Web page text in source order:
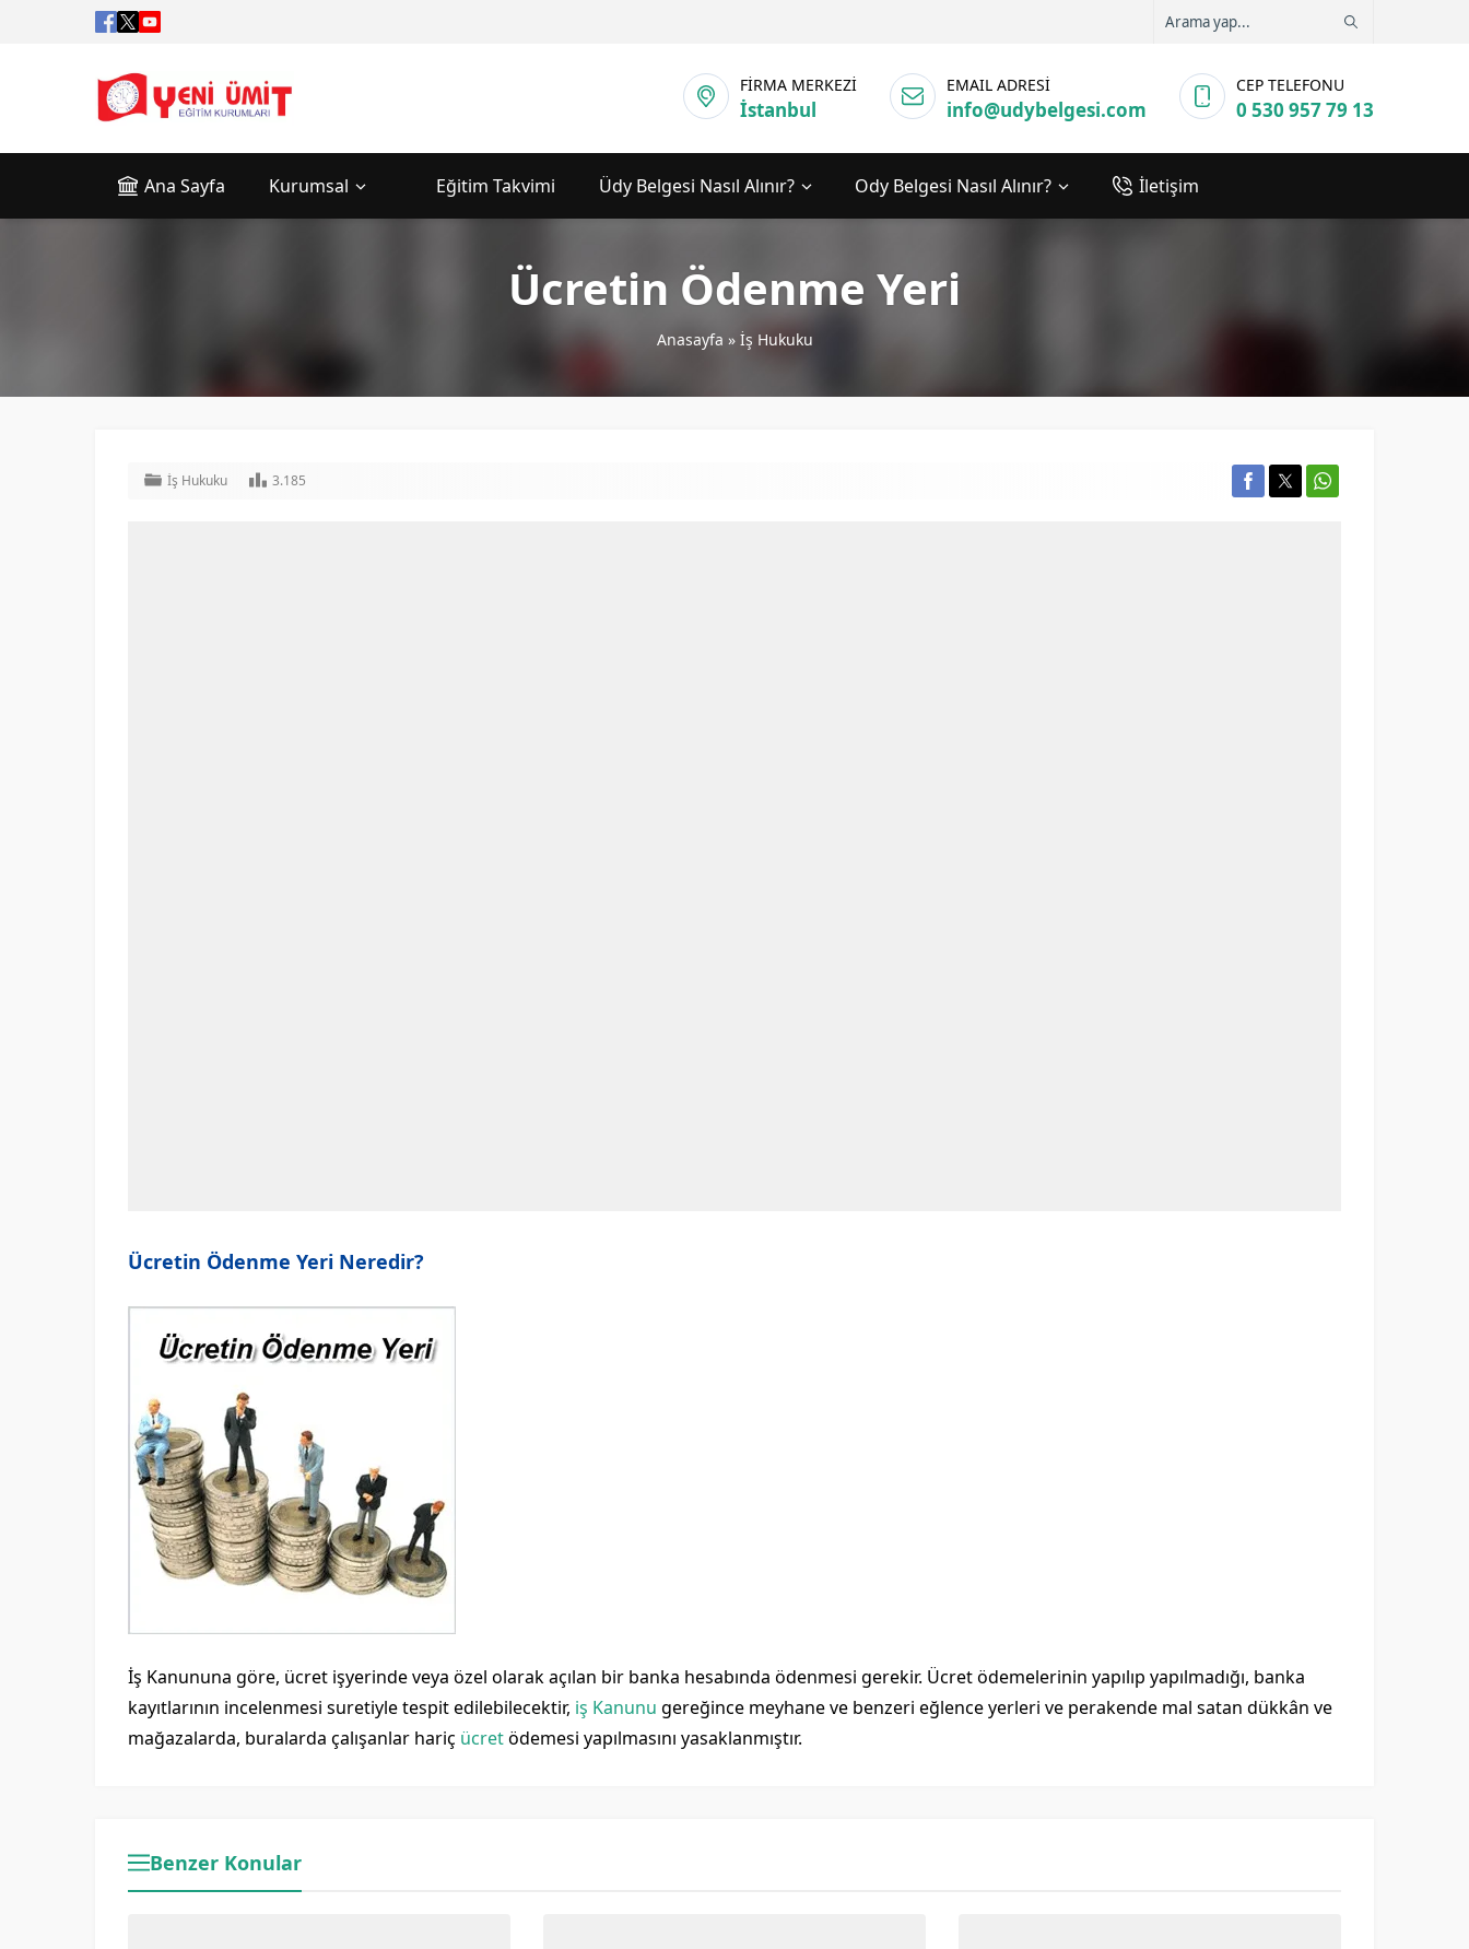
FİRMA MERKEZİ
İstanbul
EMAIL ADRESİ
info@udybelgesi.com
CEP TELEFONU
0 530 957 79 13
Ana Sayfa Kurumsal Eğitim Takvimi Üdy Belgesi Nasıl Alınır? Ody Belgesi Nasıl Alınır? İletişim
Ücretin Ödenme Yeri
Anasayfa » İş Hukuku
İş Hukuku 3.185
Ücretin Ödenme Yeri Neredir?
İş Kanununa göre, ücret işyerinde veya özel olarak açılan bir banka hesabında ödenmesi gerekir. Ücret ödemelerinin yapılıp yapılmadığı, banka
kayıtlarının incelenmesi suretiyle tespit edilebilecektir, iş Kanunu gereğince meyhane ve benzeri eğlence yerleri ve perakende mal satan dükkân ve
mağazalarda, buralarda çalışanlar hariç ücretödemesi yapılmasını yasaklanmıştır.
Benzer Konular